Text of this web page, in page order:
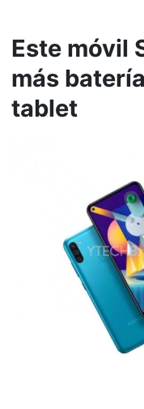
Este móvil
más
tablet